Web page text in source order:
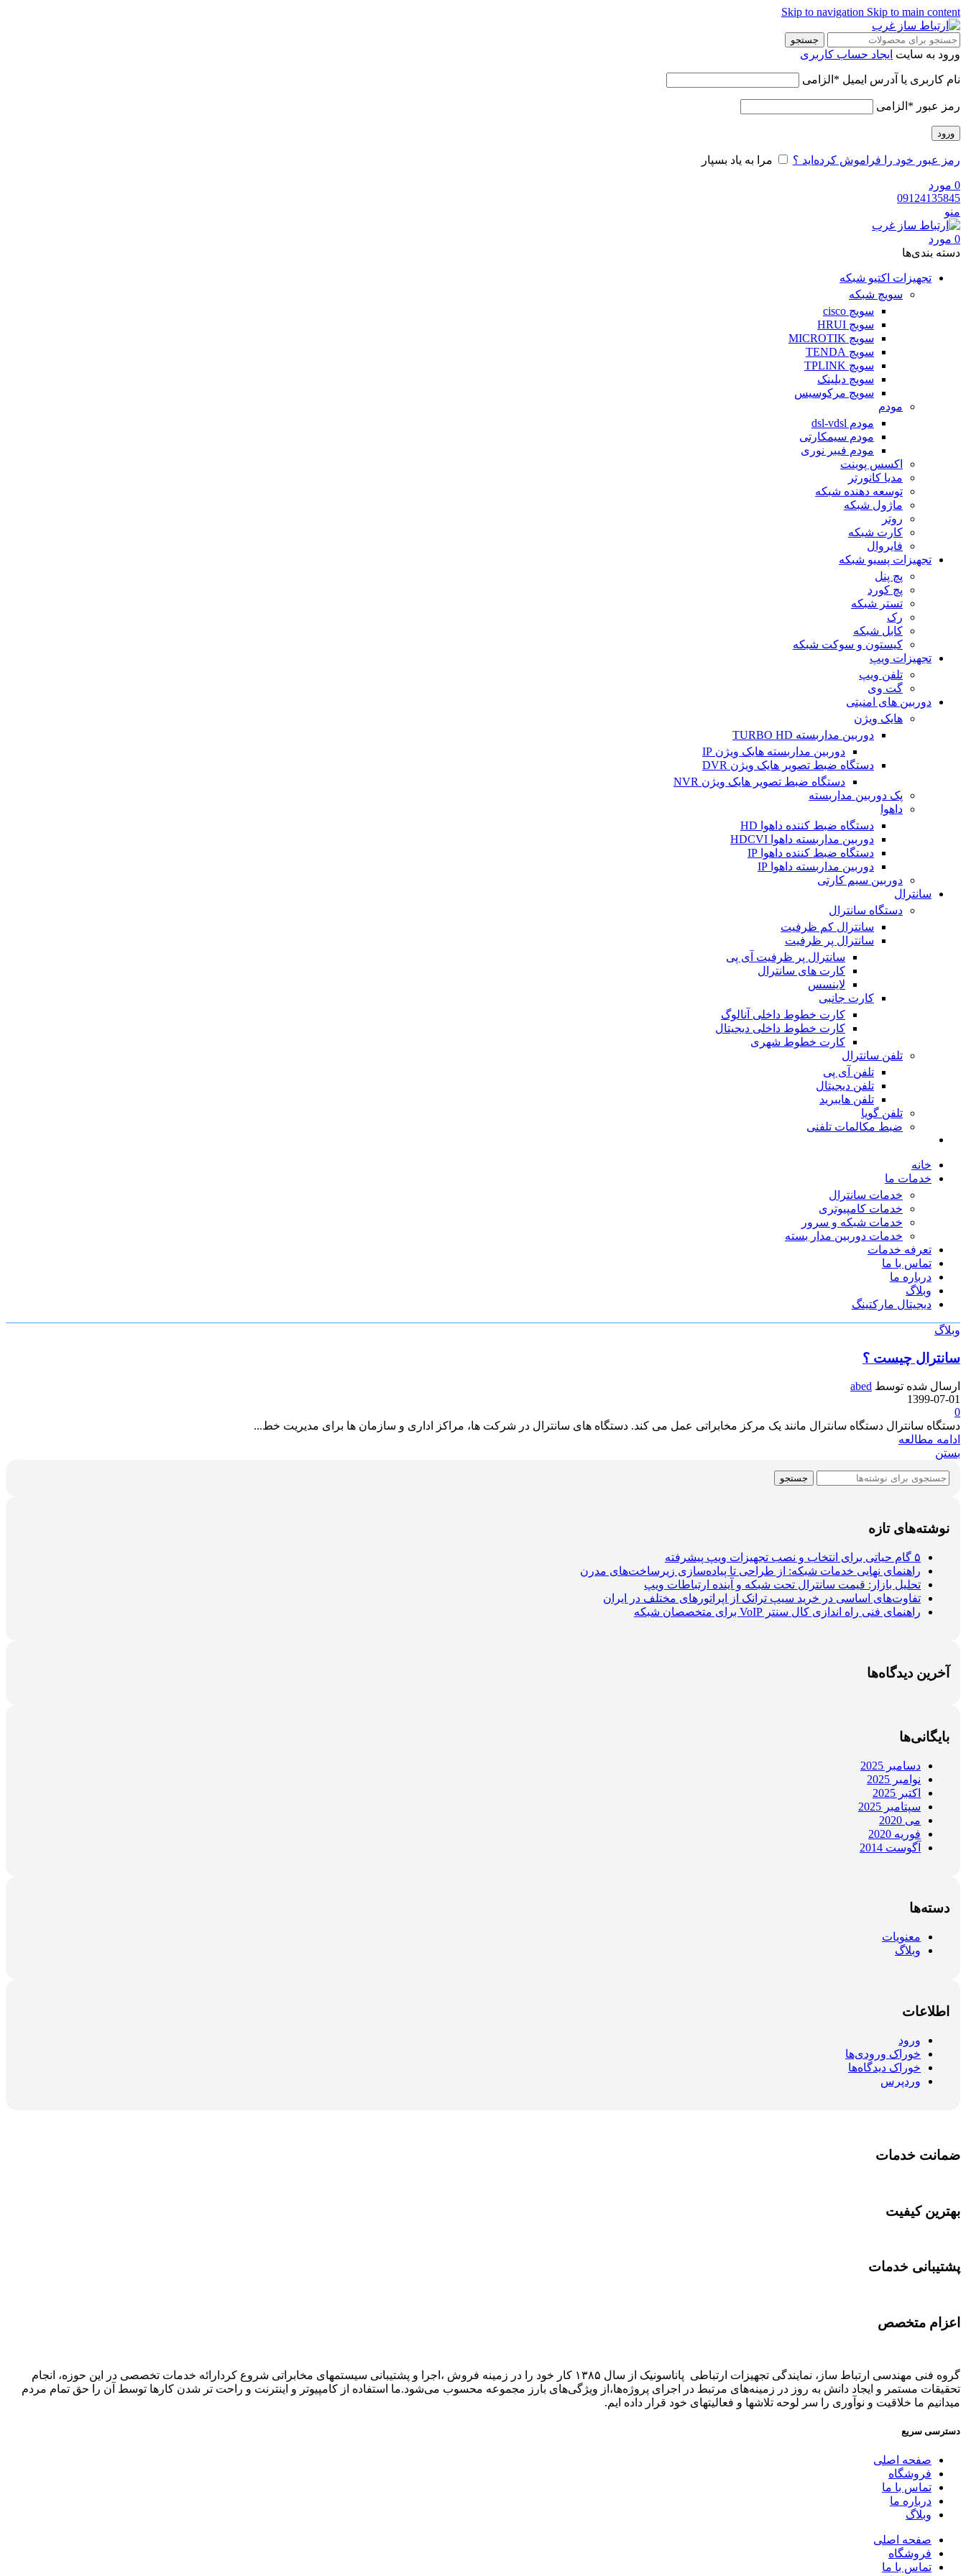
Skip to navigation Skip to main content
جستجو
ورود به سایت ایجاد حساب کاربری
نام کاربری یا آدرس ایمیل * الزامی
رمز عبور * الزامی
ورود
رمز عبور خود را فراموش کرده‌اید ؟ مرا به یاد بسپار
0 مورد
09124135845
منو
0 مورد
دسته‌ بندی‌ها
تجهیزات اکتیو شبکه
سویچ شبکه
سویچ cisco
سویچ HRUI
سویچ MICROTIK
سویچ TENDA
سویچ TPLINK
سویچ دیلینک
سویچ مرکوسیس
مودم
مودم dsl-vdsl
مودم سیمکارتی
مودم فیبر نوری
اکسس پوینت
مدیا کانورتر
توسعه دهنده شبکه
ماژول شبکه
روتر
کارت شبکه
فایروال
تجهیزات پسیو شبکه
پچ پنل
پچ کورد
تستر شبکه
رک
کابل شبکه
کیستون و سوکت شبکه
تجهیزات ویپ
تلفن ویپ
گت وی
دوربین های امنیتی
هایک ویژن
دوربین مداربسته TURBO HD
دوربین مداربسته هایک ویژن IP
دستگاه ضبط تصویر هایک ویژن DVR
دستگاه ضبط تصویر هایک ویژن NVR
پک دوربین مداربسته
داهوا
دستگاه ضبط کننده داهوا HD
دوربین مداربسته داهوا HDCVI
دستگاه ضبط کننده داهوا IP
دوربین مداربسته داهوا IP
دوربین سیم کارتی
سانترال
دستگاه سانترال
سانترال کم ظرفیت
سانترال پر ظرفیت
سانترال پر ظرفیت آی پی
کارت های سانترال
لاینسس
کارت جانبی
کارت خطوط داخلی آنالوگ
کارت خطوط داخلی دیجیتال
کارت خطوط شهری
تلفن سانترال
تلفن آی پی
تلفن دیجیتال
تلفن هایبرید
تلفن گویا
ضبط مکالمات تلفنی
خانه
خدمات ما
خدمات سانترال
خدمات کامپیوتری
خدمات شبکه و سرور
خدمات دوربین مدار بسته
تعرفه خدمات
تماس با ما
درباره ما
وبلاگ
دیجیتال مارکتینگ
وبلاگ
سانترال چیست ؟
ارسال شده توسط abed
1399-07-01
0
دستگاه سانترال دستگاه سانترال مانند یک مرکز مخابراتی عمل می کند. دستگاه های سانترال در شرکت ها، مراکز اداری و سازمان ها برای مدیریت خط...
ادامه مطالعه
بستن
جستجو
نوشته‌های تازه
۵ گام حیاتی برای انتخاب و نصب تجهیزات ویپ پیشرفته
راهنمای نهایی خدمات شبکه: از طراحی تا پیاده‌سازی زیرساخت‌های مدرن
تحلیل بازار: قیمت سانترال تحت شبکه و آینده ارتباطات ویپ
تفاوت‌های اساسی در خرید سیپ ترانک از اپراتورهای مختلف در ایران
راهنمای فنی راه اندازی کال سنتر VoIP برای متخصصان شبکه
آخرین دیدگاه‌ها
بایگانی‌ها
دسامبر 2025
نوامبر 2025
اکتبر 2025
سپتامبر 2025
می 2020
فوریه 2020
آگوست 2014
دسته‌ها
معنویات
وبلاگ
اطلاعات
ورود
خوراک ورودی‌ها
خوراک دیدگاه‌ها
وردپرس
ضمانت خدمات
بهترین کیفیت
پشتیبانی خدمات
اعزام متخصص
گروه فنی مهندسی ارتباط ساز، نمایندگی تجهیزات ارتباطی پاناسونیک از سال ۱۳۸۵ کار خود را در زمینه فروش ،اجرا و پشتیبانی سیستمهای مخابراتی شروع کردارائه خدمات تخصصی در این حوزه، انجام
تحقیقات مستمر و ایجاد دانش به‌ روز در زمینه‌های مرتبط در اجرای پروژه‌ها،از ویژگی‌های بارز مجموعه محسوب می‌شود.ما استفاده از کامپیوتر و اینترنت و راحت تر شدن کارها توسط آن را حق تمام مردم
میدانیم ما خلاقیت و نوآوری را سر لوحه تلاشها و فعالیتهای خود قرار داده ایم.
دسترسی سریع
صفحه اصلی
فروشگاه
تماس با ما
درباره ما
وبلاگ
صفحه اصلی
فروشگاه
تماس با ما